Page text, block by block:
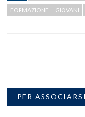
FORMAZIONE
GIOVANI
PER